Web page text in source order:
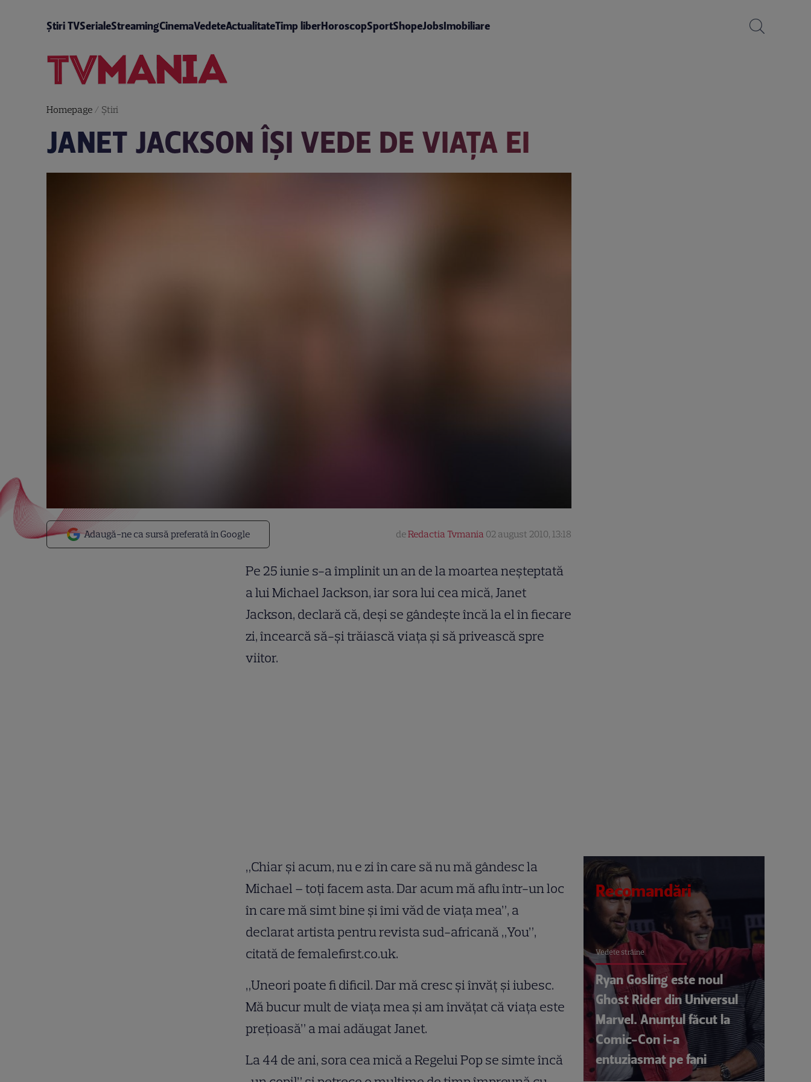
Știri TVSerialeStreamingCinemaVedeteActualitateTimp liberHoroscopSportShopeJobsImobiliare
Homepage/ Știri
JANET JACKSON ÎŞI VEDE DE VIAŢA EI
Adaugă-ne ca sursă preferată în Google deRedactia Tvmania 02 august 2010, 13:18
Pe 25 iunie s-a împlinit un an de la moartea neşteptată
a lui Michael Jackson, iar sora lui cea mică, Janet
Jackson, declară că, deşi se gândeşte încă la el în fiecare
zi, încearcă să-şi trăiască viaţa şi să privească spre
viitor.
„Chiar şi acum, nu e zi în care să nu mă gândesc la
Michael – toţi facem asta. Dar acum mă aflu într-un loc
în care mă simt bine şi îmi văd de viaţa mea”, a
declarat artista pentru revista sud-africană „You”,
citată de femalefirst.co.uk.
„Uneori poate fi dificil. Dar mă cresc şi învăţ şi iubesc.
Mă bucur mult de viaţa mea şi am învăţat că viaţa este
preţioasă” a mai adăugat Janet.
La 44 de ani, sora cea mică a Regelui Pop se simte încă
Recomandări
Vedete străine
Ryan Gosling este noul
Ghost Rider din Universul
Marvel. Anunțul făcut la
Comic-Con i-a
entuziasmat pe fani